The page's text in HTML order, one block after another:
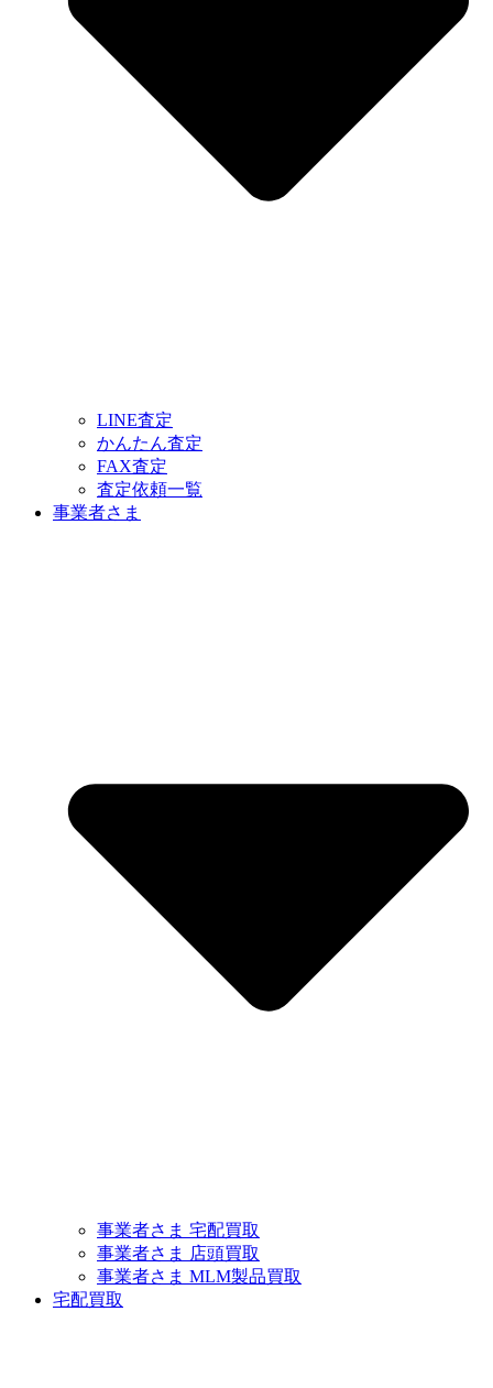
LINE査定
かんたん査定
FAX査定
査定依頼一覧
事業者さま
事業者さま 宅配買取
事業者さま 店頭買取
事業者さま MLM製品買取
宅配買取